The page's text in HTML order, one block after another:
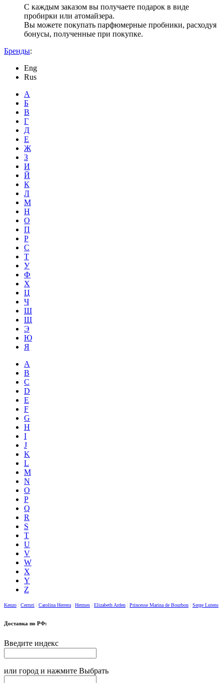
С каждым заказом вы получаете подарок в виде
пробирки или атомайзера.
Вы можете покупать парфюмерные пробники, расходуя
бонусы, полученные при покупке.
Бренды:
Eng
Rus
А
Б
В
Г
Д
Е
Ж
З
И
Й
К
Л
М
Н
О
П
Р
С
Т
У
Ф
Х
Ц
Ч
Ш
Щ
Э
Ю
Я
A
B
C
D
E
F
G
H
I
J
K
L
M
N
O
P
Q
R
S
T
U
V
W
X
Y
Z
Kenzo Cerruti Carolina Herrera Hermes Elizabeth Arden Princesse Marina de Bourbon Serge Lutens
Доставка по РФ:
Введите индекс
или город и нажмите Выбрать